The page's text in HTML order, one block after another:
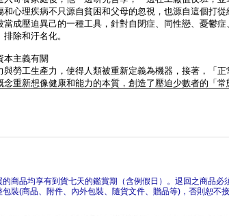
商品均享有到貨七天的鑑賞期（含例假日）。退回之商品必
裝(商品、附件、內外包裝、隨貨文件、贈品等)，否則恕不接